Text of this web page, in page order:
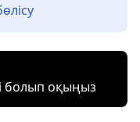
болып оқыңыз